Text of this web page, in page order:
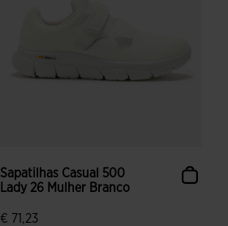
Sapatilhas Casual 500
Lady 26 Mulher Branco
€ 71,23